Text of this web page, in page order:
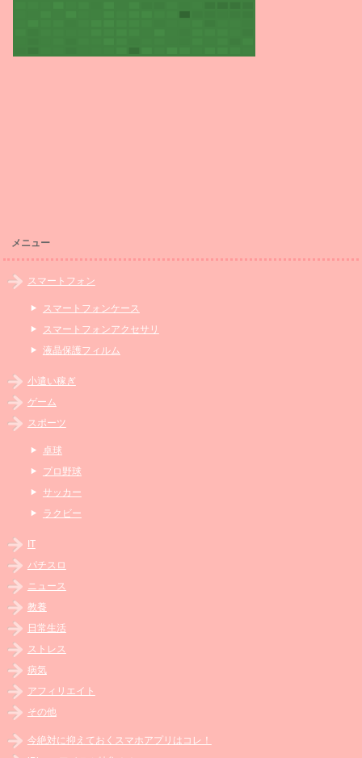
メニュー
スマートフォン
スマートフォンケース
スマートフォンアクセサリ
液晶保護フィルム
小遣い稼ぎ
ゲーム
スポーツ
卓球
プロ野球
サッカー
ラクビー
IT
パチスロ
ニュース
教養
日常生活
ストレス
病気
アフィリエイト
その他
今絶対に抑えておくスマホアプリはコレ！